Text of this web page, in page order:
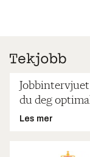
du deg
Les mer